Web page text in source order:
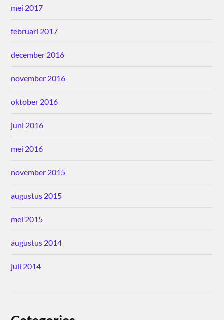
mei 2017
februari 2017
december 2016
november 2016
oktober 2016
juni 2016
mei 2016
november 2015
augustus 2015
mei 2015
augustus 2014
juli 2014